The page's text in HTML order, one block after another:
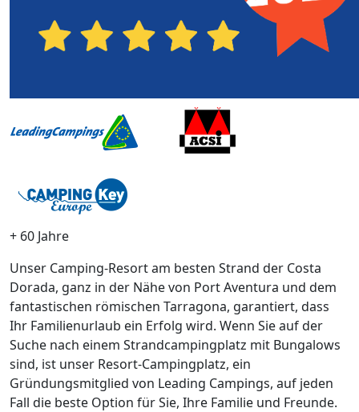
+ 60 Jahre
Unser Camping-Resort am besten Strand der Costa
Dorada, ganz in der Nähe von Port Aventura und dem
fantastischen römischen Tarragona, garantiert, dass
Ihr Familienurlaub ein Erfolg wird. Wenn Sie auf der
Suche nach einem Strandcampingplatz mit Bungalows
sind, ist unser Resort-Campingplatz, ein
Gründungsmitglied von Leading Campings, auf jeden
Fall die beste Option für Sie, Ihre Familie und Freunde.